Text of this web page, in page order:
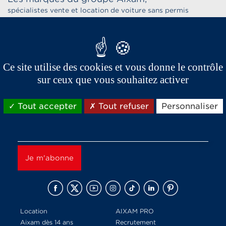
spécialistes vente et location de voiture sans permis
Recevez l'actu et les bons plans aixam
Location
AIXAM PRO
Aixam dès 14 ans
Recrutement
Ce site utilise des cookies et vous donne le contrôle
sur ceux que vous souhaitez activer
Tout accepter Tout refuser Personnaliser